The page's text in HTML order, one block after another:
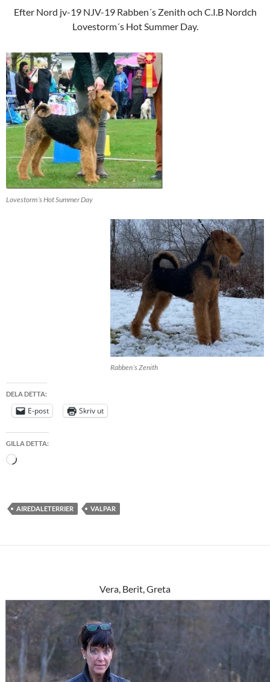
Efter Nord jv-19 NJV-19 Rabben´s Zenith och C.I.B Nordch
Lovestorm´s Hot Summer Day.
Lovestorm´s Hot Summer Day
Rabben´s Zenith
DELA DETTA:
E-post Skriv ut
GILLA DETTA:
Laddar
AIREDALETERRIER VALPAR
Vera, Berit, Greta